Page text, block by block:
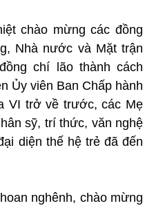
chào mừng các đồng
Nhà nước và Mặt trận
chí lão thành cách
Ủy viên Ban Chấp hành
VI trở về trước, các Mẹ
sỹ, trí thức, văn nghệ
diện thế hệ trẻ đã đến
nghênh, chào mừng